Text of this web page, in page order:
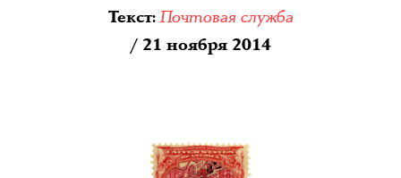
Текст:Почтовая служба
/ 21 ноября 2014